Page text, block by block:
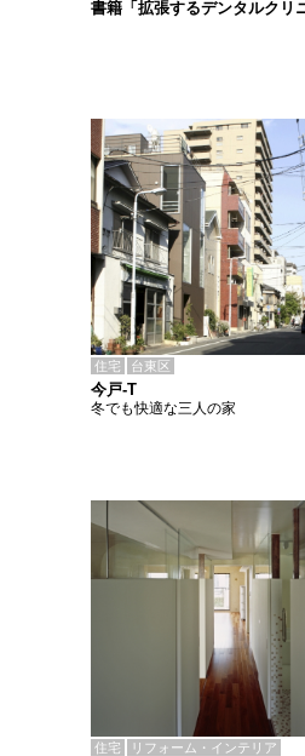
書籍「拡張するデンタルクリ
住宅 台東区
今戸-T
冬でも快適な三人の家
住宅 リフォーム・インテリア